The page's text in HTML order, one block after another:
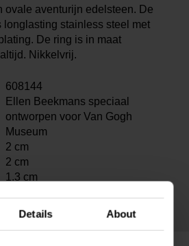
Details About
ovale aventurijn edelsteen. De
longlasting stainless steel met
De ring is in maat
Nikkelvrij.
608144
Ellen Beekmans speciaal
ontworpen voor Van Gogh
Museum
2 cm
2 cm
1.3 cm
edelsteen